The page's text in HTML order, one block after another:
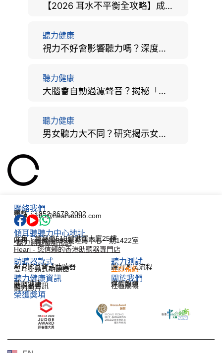
【2026 耳水不平衡全攻略】成因、病徵、治療及改善方法
聽力健康
視力不好會影響聽力嗎？深度拆解大腦「眼耳並用」的科學秘密
聽力健康
大腦會自動過濾聲音？揭秘「聽覺注意」機制與聽力健康的深層關係
聽力健康
男女聽力大不同？研究揭示女性聽覺更靈敏！為何男性更易聽力損失？
聯絡我們
電話：+852 3678 2002
電郵：info@heariaudio.com
傾耳聽聽力中心地址
北角：英皇道510號港運大廈25樓
旺角：彌敦道688號旺角中心一期1422室
*聽力測試敬請預約
Heari - 您信賴的香港助聽器專門店
助聽器款式
AI RIC耳背式助聽器
雙耳掛頸式助聽器
聽力測試​
聽力測試流程
立即預約
聽力健康資訊​
聽力健康
助聽器資訊
聽力影片
關於我們
媒體報道
社區關懷
榮獲獎項
한국어
Español